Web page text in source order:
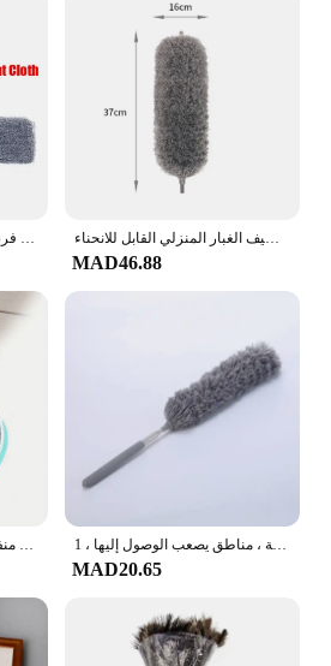
MAD46.88
فرشاة منفضة مرنة وخفيفة الوزن لتنظيف الفجوات ، أداة إزالة الغبار المنزلية ، مناطق يصعب الوصول إليها ، 1 * *
MAD20.65